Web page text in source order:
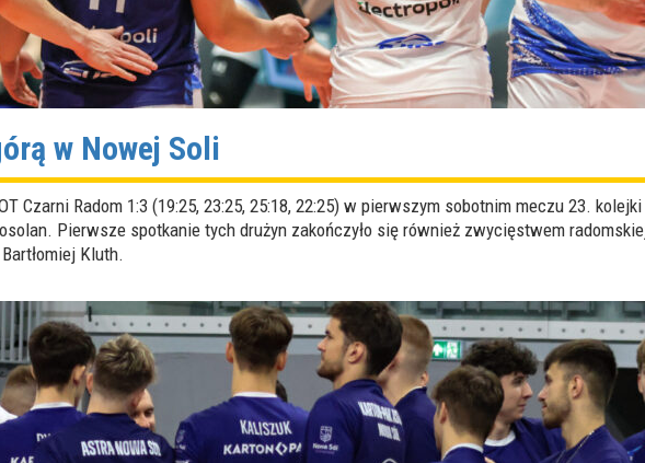
w Nowej Soli
Czarni Radom 1:3 (19:25, 23:25, 25:18, 22:25) w pierwszym sobotnim meczu 23.
Pierwsze spotkanie tych drużyn zakończyło się również zwycięstwem
Kluth.